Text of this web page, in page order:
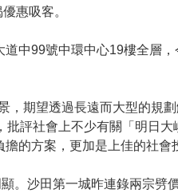
惠吸客。
中99號中環中心19樓全層
，期望透過長遠而大型的規
評社會上不少有關「明日
的方案，更加是上佳的社會
。沙田第一城昨連錄兩宗劈